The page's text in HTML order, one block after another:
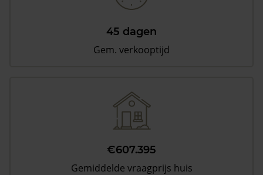
45 dagen
Gem. verkooptijd
€607.395
Gemiddelde vraagprijs huis